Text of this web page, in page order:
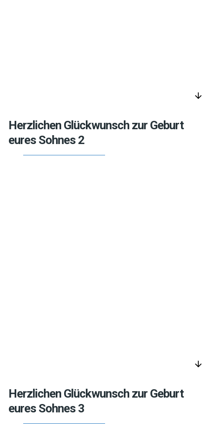
arrow_downward
Herzlichen Glückwunsch zur Geburt
eures Sohnes 2
arrow_downward
Herzlichen Glückwunsch zur Geburt
eures Sohnes 3